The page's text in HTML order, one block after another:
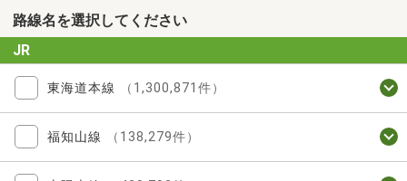
路線名を選択してください
JR
東海道本線 （1,300,871件）
福知山線 （138,279件）